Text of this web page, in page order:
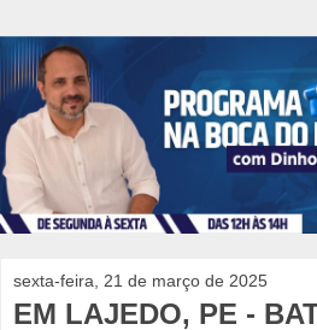
sexta-feira, 21 de março de 2025
EM LAJEDO, PE -